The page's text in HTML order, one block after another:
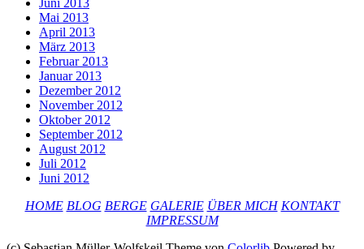
Mai 2013
April 2013
März 2013
Februar 2013
Januar 2013
Dezember 2012
November 2012
Oktober 2012
September 2012
August 2012
Juli 2012
Juni 2012
HOME BLOG BERGE GALERIE ÜBER MICH KONTAKT
IMPRESSUM